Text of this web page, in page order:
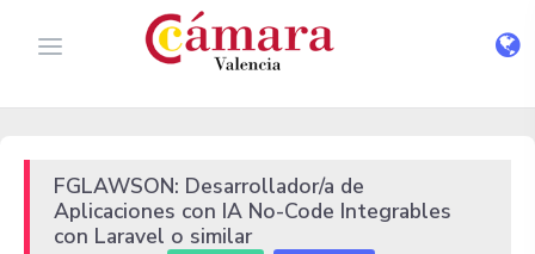
FGLAWSON: Desarrollador/a de
Aplicaciones con IA No-Code Integrables
con Laravel o similar